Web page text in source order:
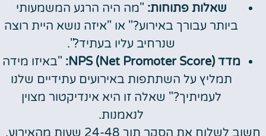
שאלות פתוחות: "מה היה הרגע המשמעותי
ביותר עבורך באירוע?" או "איזה נושא היית רוצה
שנרחיב עליו בעתיד?".
מדד NPS (Net Promoter Score):
"באיזו מידה
תמליץ על השתתפות באירועים עתידיים שלנו
לעמיתיך?" שאלה זו היא אינדיקטור מצוין
לנאמנות.
חשוב לשלוח את הסקר תוך 24-48 שעות מהאירוע,